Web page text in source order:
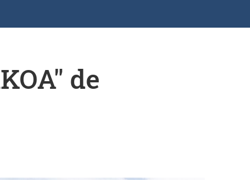
de